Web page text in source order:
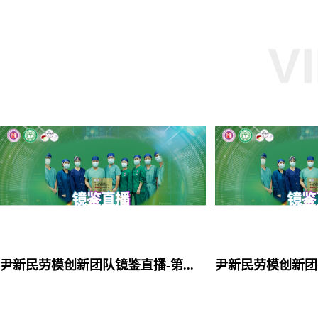
尹新民劳模创新团队镜鉴直播-第873台|3D4K腹腔镜下肝S5、S6、S7段切除(包含血管瘤)+胆囊切除手术|1.右肝占位性病变:血管瘤? 2.胆囊息肉，胆囊结石|20260319